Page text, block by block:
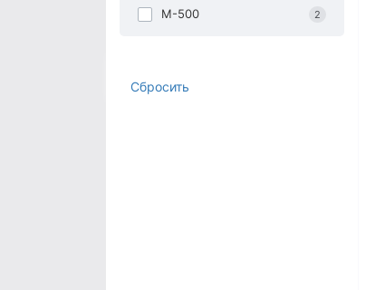
М-500 2
Сбросить